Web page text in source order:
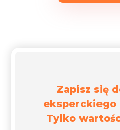
Zapisz się
eksperckiego
Tylko